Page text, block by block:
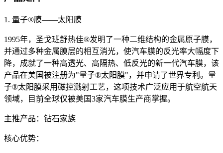
1. 量子®膜——太阳膜
1995年，圣戈班舒热佳®发明了一种二维结构的金属原子膜，
并通过多种金属膜层的相互消光，使汽车膜的反光率大幅度下
降，成就了一种高透光、高隔热、低反光的新一代汽车膜，该
产品在美国被注册为"量子®太阳膜"，并申请了世界专利。量
子®太阳膜采用磁控溅射工艺，这项技术广泛应用于航空航天
领域，目前全球仅被美国3家汽车膜生产商掌握。
主推产品：钻石家族
核心优势：